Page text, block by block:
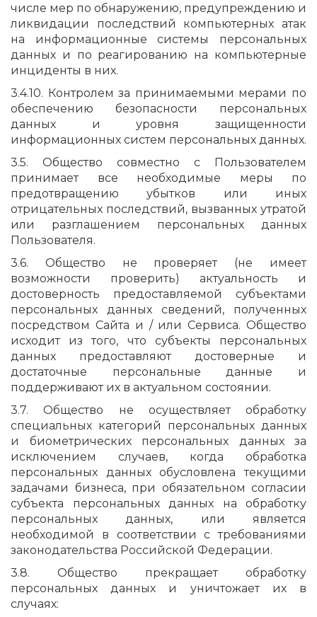
числе мер по обнаружению, предупреждению и
ликвидации последствий компьютерных атак
на информационные системы персональных
данных и по реагированию на компьютерные
инциденты в них.
3.4.10. Контролем за принимаемыми мерами по
обеспечению безопасности персональных
данных и уровня защищенности
информационных систем персональных данных.
3.5. Общество совместно с Пользователем
принимает все необходимые меры по
предотвращению убытков или иных
отрицательных последствий, вызванных утратой
или разглашением персональных данных
Пользователя.
3.6. Общество не проверяет (не имеет
возможности проверить) актуальность и
достоверность предоставляемой субъектами
персональных данных сведений, полученных
посредством Сайта и / или Сервиса. Общество
исходит из того, что субъекты персональных
данных предоставляют достоверные и
достаточные персональные данные и
поддерживают их в актуальном состоянии.
3.7. Общество не осуществляет обработку
специальных категорий персональных данных
и биометрических персональных данных за
исключением случаев, когда обработка
персональных данных обусловлена текущими
задачами бизнеса, при обязательном согласии
субъекта персональных данных на обработку
персональных данных, или является
необходимой в соответствии с требованиями
законодательства Российской Федерации.
3.8. Общество прекращает обработку
персональных данных и уничтожает их в
случаях: